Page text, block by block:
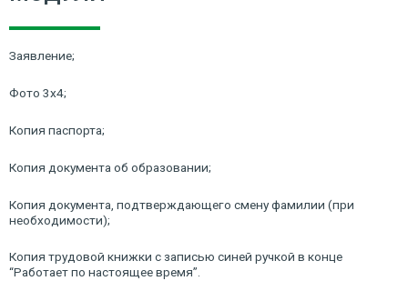
Заявление;
Фото 3х4;
Копия паспорта;
Копия документа об образовании;
Копия документа, подтверждающего смену фамилии (при
необходимости);
Копия трудовой книжки с записью синей ручкой в конце
“Работает по настоящее время”.